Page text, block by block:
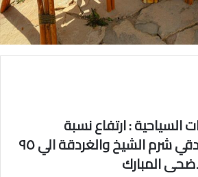
السياحية : ارتفاع نسبة
الاشغالات في فندقي شرم الشيخ والغردقة الي ٩٥
المبارك